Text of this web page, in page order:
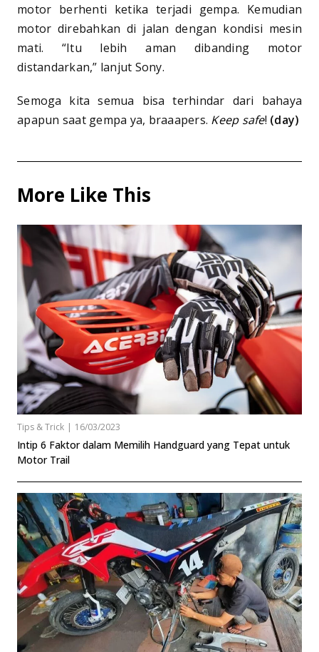
motor berhenti ketika terjadi gempa. Kemudian
motor direbahkan di jalan dengan kondisi mesin
mati. “Itu lebih aman dibanding motor
distandarkan,” lanjut Sony.
Semoga kita semua bisa terhindar dari bahaya
apapun saat gempa ya, braaapers. Keep safe! (day)
More Like This
Tips & Trick | 16/03/2023
Intip 6 Faktor dalam Memilih Handguard yang Tepat untuk
Motor Trail